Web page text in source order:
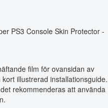
PS3 Console Skin Protector -
film för ovansidan av
illustrerad installationsguide.
rekommenderas att använda